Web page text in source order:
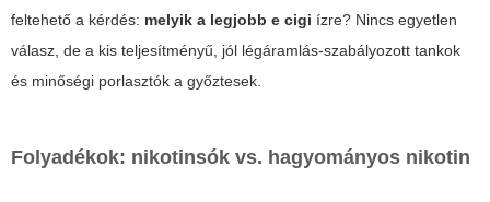
feltehető a kérdés: melyik a legjobb e cigi ízre? Nincs egyetlen
válasz, de a kis teljesítményű, jól légáramlás-szabályozott tankok
és minőségi porlasztók a győztesek.
Folyadékok: nikotinsók vs. hagyományos nikotin